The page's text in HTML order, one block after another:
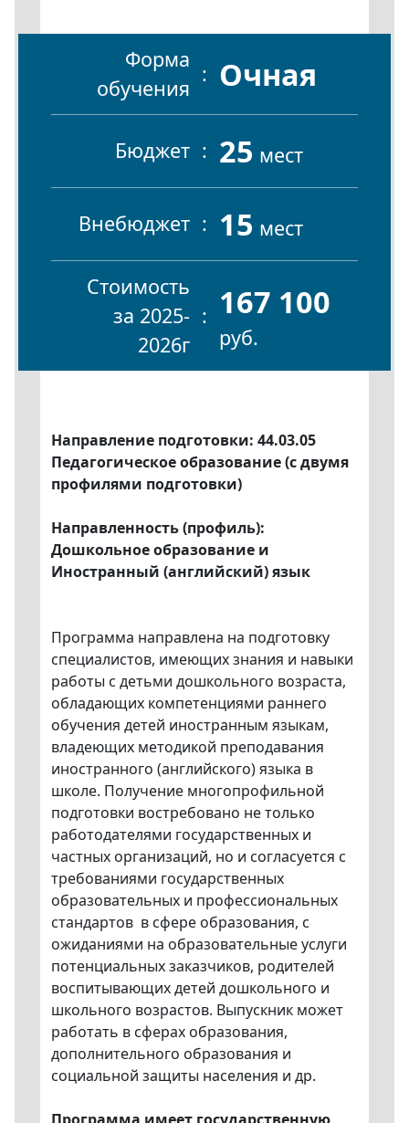
Форма
обучения
Очная
Бюджет 25 мест
Внебюджет 15 мест
Стоимость
за 2025-
2026г
167 100
руб.
Направление подготовки: 44.03.05
Педагогическое образование (с двумя
профилями подготовки)
Направленность (профиль):
Дошкольное образование и
Иностранный (английский) язык
Программа направлена на подготовку
специалистов, имеющих знания и навыки
работы с детьми дошкольного возраста,
обладающих компетенциями раннего
обучения детей иностранным языкам,
владеющих методикой преподавания
иностранного (английского) языка в
школе. Получение многопрофильной
подготовки востребовано не только
работодателями государственных и
частных организаций, но и согласуется с
требованиями государственных
образовательных и профессиональных
стандартов в сфере образования, с
ожиданиями на образовательные услуги
потенциальных заказчиков, родителей
воспитывающих детей дошкольного и
школьного возрастов. Выпускник может
работать в сферах образования,
дополнительного образования и
социальной защиты населения и др.
Программа имеет государственную